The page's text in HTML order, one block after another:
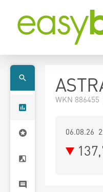
WKN
06.08.26